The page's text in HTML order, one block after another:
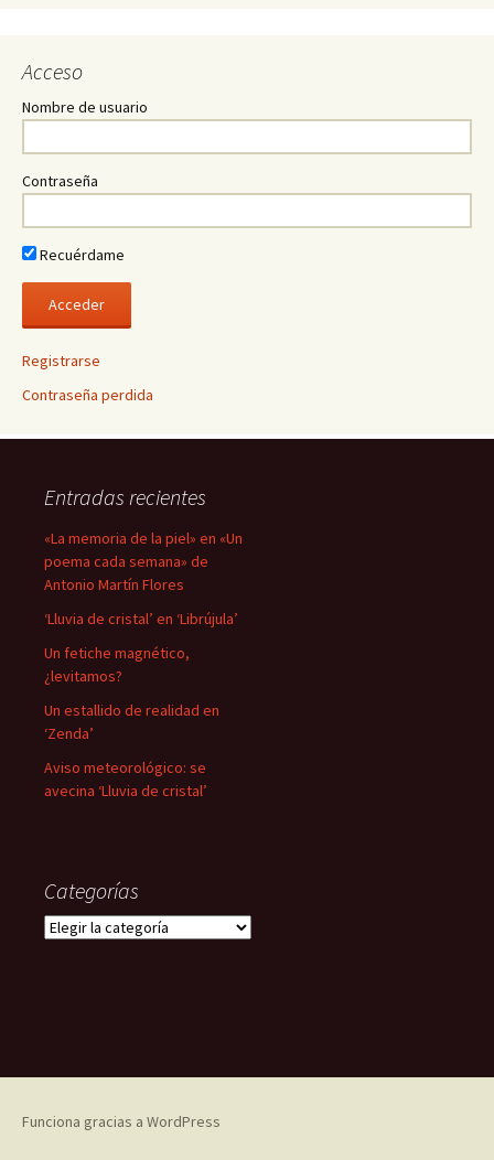
Acceso
Nombre de usuario
Contraseña
Recuérdame
Registrarse
Contraseña perdida
Entradas recientes
«La memoria de la piel» en «Un
poema cada semana» de
Antonio Martín Flores
‘Lluvia de cristal’ en ‘Librújula’
Un fetiche magnético,
¿levitamos?
Un estallido de realidad en
‘Zenda’
Aviso meteorológico: se
avecina ‘Lluvia de cristal’
Categorías
Categorías
Funciona gracias a WordPress